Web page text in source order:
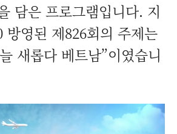
담은 프로그램입니다. 지
방영된 제826회의 주제는
새롭다 베트남”이였습니